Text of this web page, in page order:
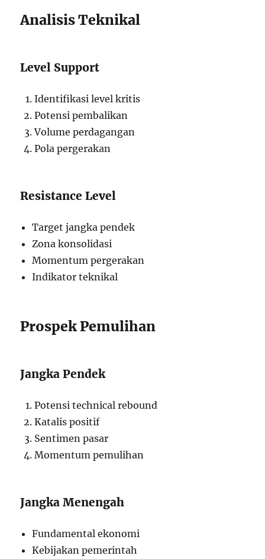
Analisis Teknikal
Level Support
Identifikasi level kritis
Potensi pembalikan
Volume perdagangan
Pola pergerakan
Resistance Level
Target jangka pendek
Zona konsolidasi
Momentum pergerakan
Indikator teknikal
Prospek Pemulihan
Jangka Pendek
Potensi technical rebound
Katalis positif
Sentimen pasar
Momentum pemulihan
Jangka Menengah
Fundamental ekonomi
Kebijakan pemerintah